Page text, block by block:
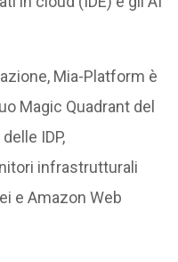
Mia-Platform è
Magic Quadrant del
IDP,
infrastrutturali
e Amazon Web